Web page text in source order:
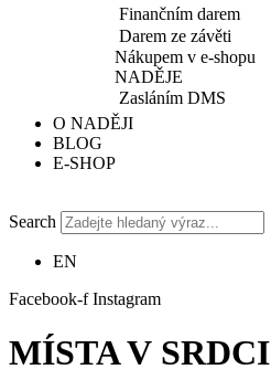
Finančním darem
Darem ze závěti
Nákupem v e-shopu
NADĚJE
Zasláním DMS
O NADĚJI
BLOG
E-SHOP
Search
EN
Facebook-f Instagram
MÍSTA V SRDCI